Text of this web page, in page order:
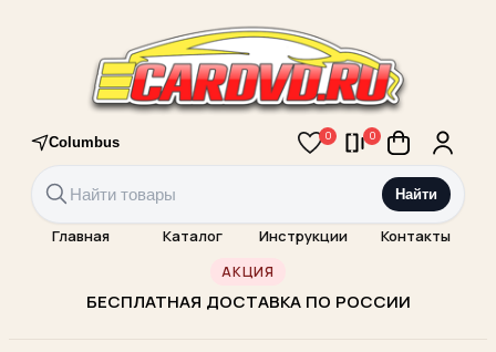
Columbus 0 0
Найти
Главная Каталог Инструкции Контакты
АКЦИЯ
БЕСПЛАТНАЯ ДОСТАВКА ПО РОССИИ